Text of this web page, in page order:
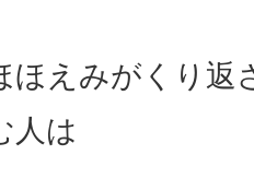
ほえみがくり返
人は